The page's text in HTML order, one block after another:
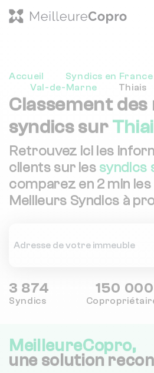
Accueil Syndics en France
Val-de-Marne
Thiais
Classement
syndics sur
Retrouvez ici les
clients sur les syndics
comparez en 2 min
Meilleurs Syndics à
3 874
Syndics
150 000
MeilleureCopro,
une solution